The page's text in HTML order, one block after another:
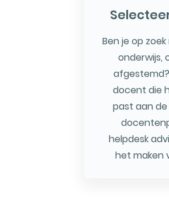
Ben je op
onderwijs,
docent die
past aan
helpdesk
het maken